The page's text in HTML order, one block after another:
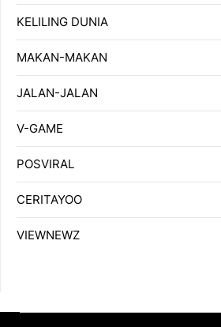
KELILING DUNIA
MAKAN-MAKAN
JALAN-JALAN
V-GAME
POSVIRAL
CERITAYOO
VIEWNEWZ